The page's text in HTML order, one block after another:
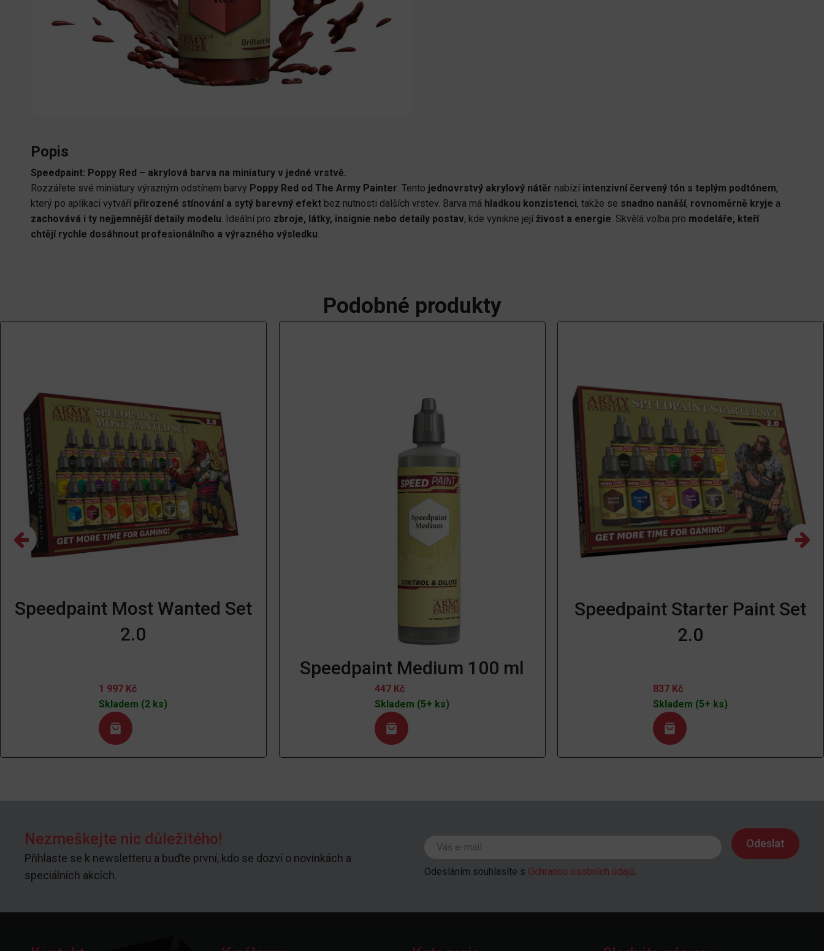
Popis
Speedpaint: Poppy Red – akrylová barva na miniatury v jedné vrstvě.
Rozzářete své miniatury výrazným odstínem barvy Poppy Red od The Army Painter . Tento jednovrstvý akrylový nátěr nabízí intenzivní červený tón s teplým podtónem,
který po aplikaci vytváří přirozené stínování a sytý barevný efekt bez nutnosti dalších vrstev. Barva má hladkou konzistenci, takže se snadno nanáší, rovnoměrně kryje a
zachovává i ty nejjemnější detaily modelu . Ideální pro zbroje, látky, insignie nebo detaily postav, kde vynikne její živost a energie . Skvělá volba pro modeláře, kteří
chtějí rychle dosáhnout profesionálního a výrazného výsledku
Podobné produkty
Speedpaint Most Wanted Set
2.0
1 997 Kč
Skladem (2 ks)
Speedpaint Medium 100 ml
447 Kč
Skladem (5+ ks)
Speedpaint Starter Paint Set
2.0
837 Kč
Skladem (5+ ks)
Nezmeškejte nic důležitého!
Přihlaste se k newsletteru a buďte první, kdo se dozví o novinkách a
speciálních akcích.
Odesláním souhlasíte s Ochranou osobních údajů.